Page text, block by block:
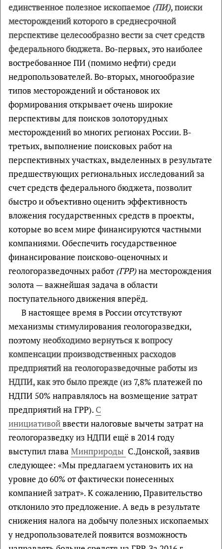
единственное полезное ископаемое (ПИ), поиски
месторождений которого в среднесрочной
перспективе целесообразно вести за счет средств
федерального бюджета.Во-первых, это наиболее
востребованное ПИ (помимо нефти) среди
недропользователей. Во-вторых, многообразие
типов месторождений и обстановок их
формирования открывает очень широкие
перспективы для поисков золоторудных
месторождений во многих регионах России. В-
третьих, выполнение поисковых работ на
перспективных участках, выделенных в результате
предшествующих региональных исследований за
счет средств федерального бюджета, позволит
быстро и объективно оценить эффективность
вложения государственных средств в проекты,
которые во всем мире финансируются частными
компаниями. Обеспечить государственное
финансирование поисково-оценочных и
геологоразведочных работ (ГРР)на месторождения
золота — важнейшая задача в области
поступательного движения вперёд.
В настоящее время в России отсутствуют
механизмы стимулирования геологоразведки,
поэтомунеобходимо вернуться к вопросу
компенсации производственных расходов
предприятий на геологоразведочные работы из
НДПИ, как это было прежде (из 7,8% платежей по
НДПИ 50% направлялось на возмещение затрат
предприятий на ГРР). С
инициативойввести налоговые вычеты затрат на
геологоразведку из НДПИ ещё в 2014 году
выступил глава Минприроды С.Донской, заявив
следующее: «Мы предлагаем установить их на
уровне до 60% от фактически понесенных
компанией затрат». К сожалению, Правительство
отклонило это предложение. А ведь в результате
снижения налога на добычу полезных ископаемых
у недропользователей появится возможность